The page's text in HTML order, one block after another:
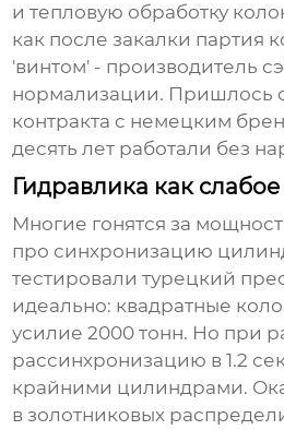
и тепловую обработку
как после закалки партия
'винтом' - производитель
нормализации. Пришлось
контракта с немецким
десять лет работали без
Гидравлика как
Многие гонятся за
про синхронизацию
тестировали турецкий
идеально: квадратные
усилие 2000 тонн. Но при
рассинхронизацию в 1.2
крайними цилиндрами.
в золотниковых